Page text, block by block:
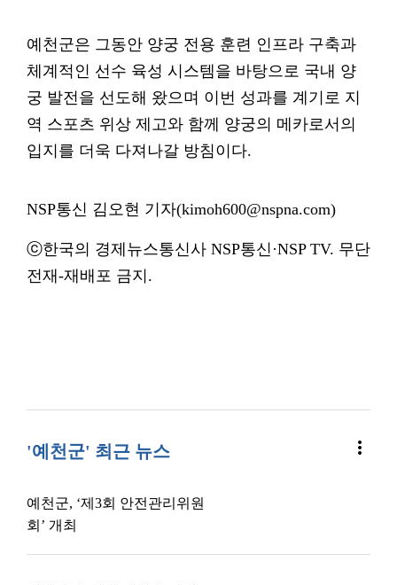
예천군은 그동안 양궁 전용 훈련 인프라 구축과
체계적인 선수 육성 시스템을 바탕으로 국내 양
궁 발전을 선도해 왔으며 이번 성과를 계기로 지
역 스포츠 위상 제고와 함께 양궁의 메카로서의
입지를 더욱 다져나갈 방침이다.
NSP통신 김오현 기자(kimoh600@nspna.com)
ⓒ한국의 경제뉴스통신사 NSP통신·NSP TV. 무단
전재-재배포 금지.
'예천군' 최근 뉴스 more_vert
예천군, ‘제3회 안전관리위원
회’ 개최